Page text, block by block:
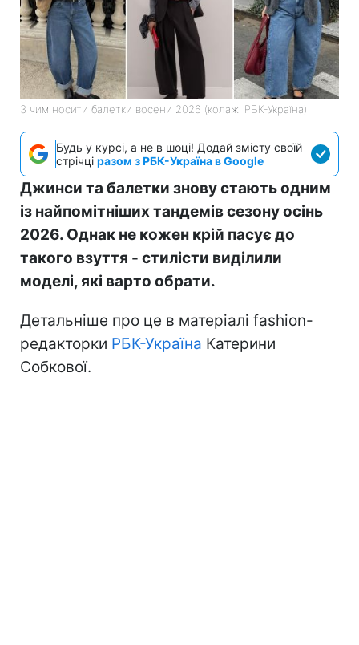
З чим носити балетки восени 2026 (колаж: РБК-Україна)
Будь у курсі, а не в шоці! Додай змісту своїй
стрічці разом з РБК-Україна в Google
Джинси та балетки знову стають одним
із найпомітніших тандемів сезону осінь
2026. Однак не кожен крій пасує до
такого взуття - стилісти виділили
моделі, які варто обрати.
Детальніше про це в матеріалі fashion-
редакторки РБК-Україна Катерини
Собкової.